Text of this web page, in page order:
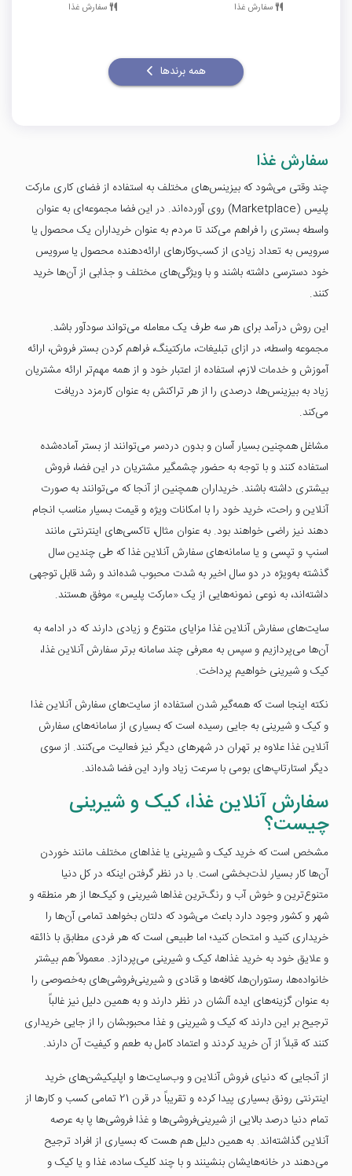
سفارش غذا سفارش غذا
همه برندها
سفارش غذا
چند وقتی می‌شود که بیزینس‌های مختلف به استفاده از فضای کاری مارکت
پلیس (Marketplace) روی آورده‌اند. در این فضا مجموعه‌ای به عنوان
واسطه بستری را فراهم می‌کند تا مردم به عنوان خریداران یک محصول یا
سرویس به تعداد زیادی از کسب‌وکارهای ارائه‌دهنده‌ محصول یا سرویس
خود دسترسی داشته باشند و با ویژگی‌های مختلف و جذابی از آن‌ها خرید
کنند.
این روش درآمد برای هر سه طرف یک معامله می‌تواند سودآور باشد.
مجموعه‌ واسطه، در ازای تبلیغات، مارکتینگ، فراهم کردن بستر فروش، ارائه‌
آموزش و خدمات لازم، استفاده از اعتبار خود و از همه مهم‌تر ارائه‌ مشتریان
زیاد به بیزینس‌ها، درصدی را از هر تراکنش به عنوان کارمزد دریافت
می‌کند.
مشاغل همچنین بسیار آسان و بدون دردسر می‌توانند از بستر آماده‌شده
استفاده کنند و با توجه به حضور چشمگیر مشتریان در این فضا، فروش
بیشتری داشته باشند. خریداران همچنین از آنجا که می‌توانند به صورت
آنلاین و راحت، خرید خود را با امکانات ویژه و قیمت بسیار مناسب انجام
دهند نیز راضی خواهند بود. به عنوان مثال، تاکسی‌های اینترنتی مانند
اسنپ و تپسی و یا سامانه‌های سفارش آنلاین غذا که طی چندین سال
گذشته به‌ویژه در دو سال اخیر به شدت محبوب شده‌اند و رشد قابل توجهی
داشته‌اند، به نوعی نمونه‌هایی از یک «مارکت پلیس» موفق هستند.
سایت‌های سفارش آنلاین غذا مزایای متنوع و زیادی دارند که در ادامه به
آن‌ها می‌پردازیم و سپس به معرفی چند سامانه‌ برتر سفارش آنلاین غذا،
کیک و شیرینی خواهیم پرداخت.
نکته‌ اینجا است که همه‌گیر شدن استفاده از سایت‌های سفارش آنلاین غذا
و کیک و شیرینی به جایی رسیده است که بسیاری از سامانه‌های سفارش
آنلاین غذا علاوه بر تهران در شهرهای دیگر نیز فعالیت می‌کنند. از سوی
دیگر استارتاپ‌های بومی با سرعت زیاد وارد این فضا شده‌اند.
سفارش آنلاین غذا، کیک و شیرینی
چیست؟
مشخص است که خرید کیک و شیرینی یا غذاهای مختلف مانند خوردن
آن‌ها کار بسیار لذت‌بخشی است. با در نظر گرفتن اینکه در کل دنیا
متنوع‌ترین و خوش آب و رنگ‌ترین غذاها شیرینی و کیک‌ها از هر منطقه و
شهر و کشور وجود دارد باعث می‌شود که دلتان بخواهد تمامی آن‌ها را
خریداری کنید و امتحان کنید؛ اما طبیعی است که هر فردی مطابق با ذائقه
و علایق خود به خرید غذاها، کیک و شیرینی می‌پردازد. معمولاً هم بیشتر
خانواده‌ها، رستوران‌ها، کافه‌ها و قنادی و شیرینی‌فروشی‌های به‌خصوصی را
به عنوان گزینه‌های ایده آلشان در نظر دارند و به همین دلیل نیز غالباً
ترجیح بر این دارند که کیک و شیرینی و غذا محبوبشان را از جایی خریداری
کنند که قبلاً از آن خرید کردند و اعتماد کامل به طعم و کیفیت آن دارند.
از آنجایی که دنیای فروش آنلاین و وب‌سایت‌ها و اپلیکیشن‌های خرید
اینترنتی رونق بسیاری پیدا کرده و تقریباً در قرن 21 تمامی کسب و کارها از
تمام دنیا درصد بالایی از شیرینی‌فروشی‌ها و غذا فروشی‌ها پا به عرصه
آنلاین گذاشته‌اند. به همین دلیل هم هست که بسیاری از افراد ترجیح
می‌دهند در خانه‌هایشان بنشینند و با چند کلیک ساده، غذا و یا کیک و